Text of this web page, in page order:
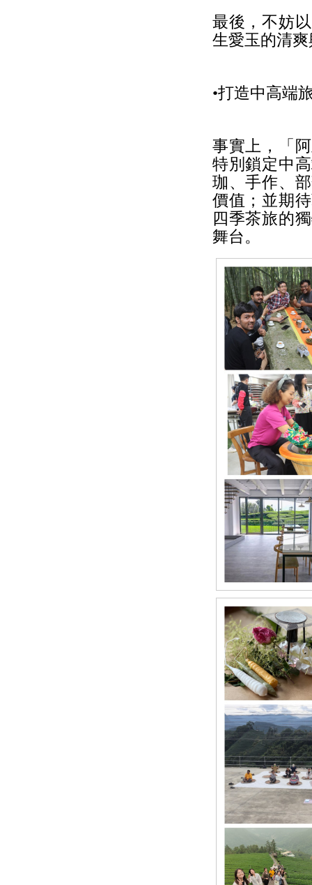
最後，不妨
生愛玉的清
•打造中高端
事實上，「
特別鎖定中
珈、手作、
價值；並期
四季茶旅的
舞台。